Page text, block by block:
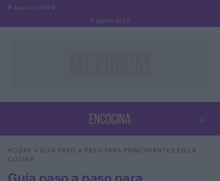
Saltar al contenido
9 agosto 2026
9 agosto 2026
⌕
Buscar ⌕
HOGAR » GUÍA PASO A PASO PARA PRINCIPIANTES EN LA
COCINA